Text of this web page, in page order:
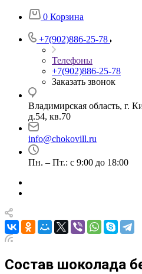
0 Корзина
+7(902)886-25-78
Телефоны
+7(902)886-25-78
Заказать звонок
Владимирская область, г.
д.54, кв.70
info@chokovill.ru
Пн. – Пт.: с 9:00 до 18:00
Состав шоколада